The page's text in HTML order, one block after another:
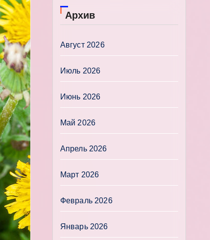
Архив
Август 2026
Июль 2026
Июнь 2026
Май 2026
Апрель 2026
Март 2026
Февраль 2026
Январь 2026